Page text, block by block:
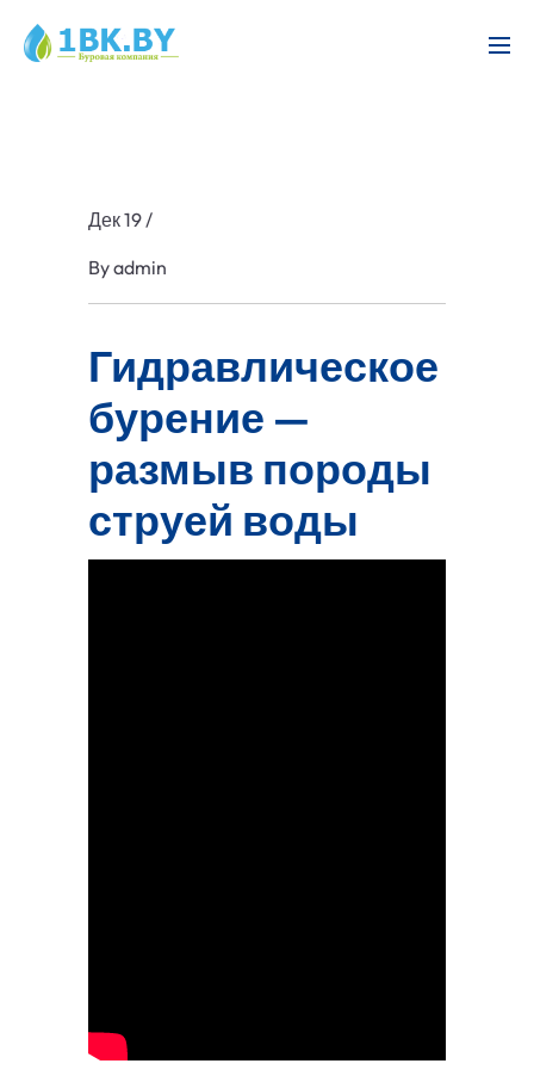
Дек 19/
Byadmin
Гидравлическое
бурение —
размыв породы
струей воды